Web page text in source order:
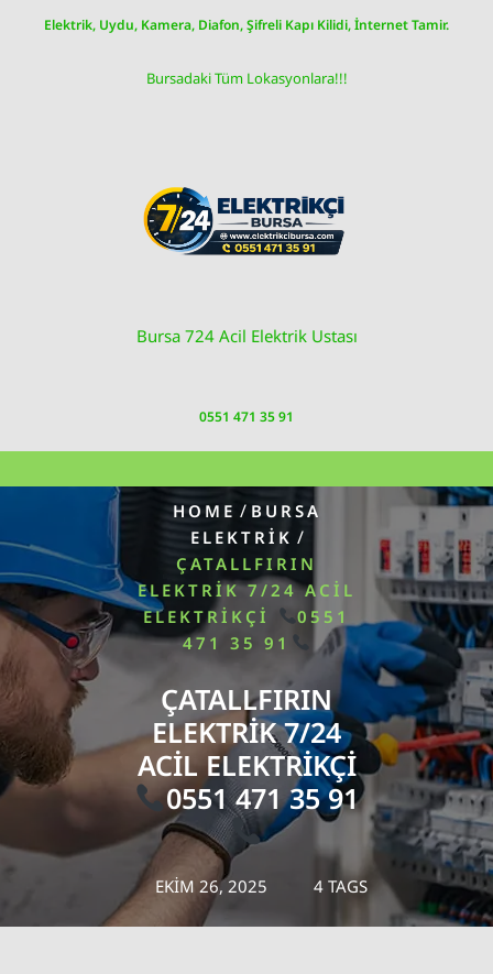
Elektrik, Uydu, Kamera, Diafon, Şifreli Kapı Kilidi, İnternet Tamir.
Bursadaki Tüm Lokasyonlara!!!
Bursa 724 Acil Elektrik Ustası
0551 471 35 91
HOME / BURSA
ELEKTRIK /
ÇATALLFIRIN
ELEKTRIK 7/24 ACIL
ELEKTRIKÇI
0551
471 35 91
ÇATALLFIRIN
ELEKTRIK 7/24
ACIL ELEKTRIKÇI
0551 471 35 91
EKIM 26, 2025 4 TAGS